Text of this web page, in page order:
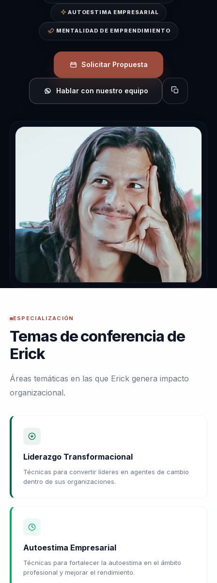
AUTOESTIMA EMPRESARIAL
MENTALIDAD DE EMPRENDIMIENTO
Solicitar Propuesta
Hablar con nuestro equipo Copiar perfil
ESPECIALIZACIÓN
Temas de conferencia de
Erick
Áreas temáticas en las que Erick genera impacto
organizacional.
Liderazgo Transformacional
Técnicas para convertir líderes en agentes de cambio
dentro de sus organizaciones.
Autoestima Empresarial
Técnicas para fortalecer la autoestima en el ámbito
profesional y mejorar el rendimiento.